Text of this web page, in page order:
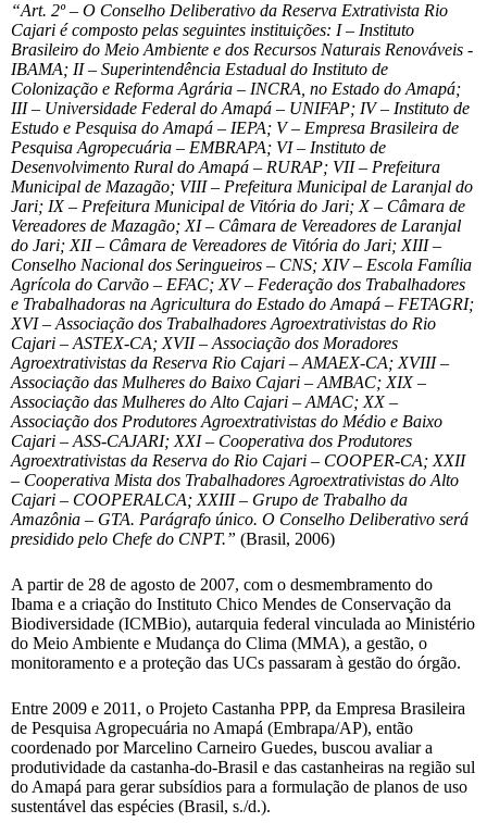
“Art. 2º – O Conselho Deliberativo da Reserva Extrativista Rio
Cajari é composto pelas seguintes instituições: I – Instituto
Brasileiro do Meio Ambiente e dos Recursos Naturais Renováveis -
IBAMA; II – Superintendência Estadual do Instituto de
Colonização e Reforma Agrária – INCRA, no Estado do Amapá;
III – Universidade Federal do Amapá – UNIFAP; IV – Instituto de
Estudo e Pesquisa do Amapá – IEPA; V – Empresa Brasileira de
Pesquisa Agropecuária – EMBRAPA; VI – Instituto de
Desenvolvimento Rural do Amapá – RURAP; VII – Prefeitura
Municipal de Mazagão; VIII – Prefeitura Municipal de Laranjal do
Jari; IX – Prefeitura Municipal de Vitória do Jari; X – Câmara de
Vereadores de Mazagão; XI – Câmara de Vereadores de Laranjal
do Jari; XII – Câmara de Vereadores de Vitória do Jari; XIII –
Conselho Nacional dos Seringueiros – CNS; XIV – Escola Família
Agrícola do Carvão – EFAC; XV – Federação dos Trabalhadores
e Trabalhadoras na Agricultura do Estado do Amapá – FETAGRI;
XVI – Associação dos Trabalhadores Agroextrativistas do Rio
Cajari – ASTEX-CA; XVII – Associação dos Moradores
Agroextrativistas da Reserva Rio Cajari – AMAEX-CA; XVIII –
Associação das Mulheres do Baixo Cajari – AMBAC; XIX –
Associação das Mulheres do Alto Cajari – AMAC; XX –
Associação dos Produtores Agroextrativistas do Médio e Baixo
Cajari – ASS-CAJARI; XXI – Cooperativa dos Produtores
Agroextrativistas da Reserva do Rio Cajari – COOPER-CA; XXII
– Cooperativa Mista dos Trabalhadores Agroextrativistas do Alto
Cajari – COOPERALCA; XXIII – Grupo de Trabalho da
Amazônia – GTA. Parágrafo único. O Conselho Deliberativo será
presidido pelo Chefe do CNPT.” (Brasil, 2006)
A partir de 28 de agosto de 2007, com o desmembramento do
Ibama e a criação do Instituto Chico Mendes de Conservação da
Biodiversidade (ICMBio), autarquia federal vinculada ao Ministério
do Meio Ambiente e Mudança do Clima (MMA), a gestão, o
monitoramento e a proteção das UCs passaram à gestão do órgão.
Entre 2009 e 2011, o Projeto Castanha PPP, da Empresa Brasileira
de Pesquisa Agropecuária no Amapá (Embrapa/AP), então
coordenado por Marcelino Carneiro Guedes, buscou avaliar a
produtividade da castanha-do-Brasil e das castanheiras na região sul
do Amapá para gerar subsídios para a formulação de planos de uso
sustentável das espécies (Brasil, s./d.).